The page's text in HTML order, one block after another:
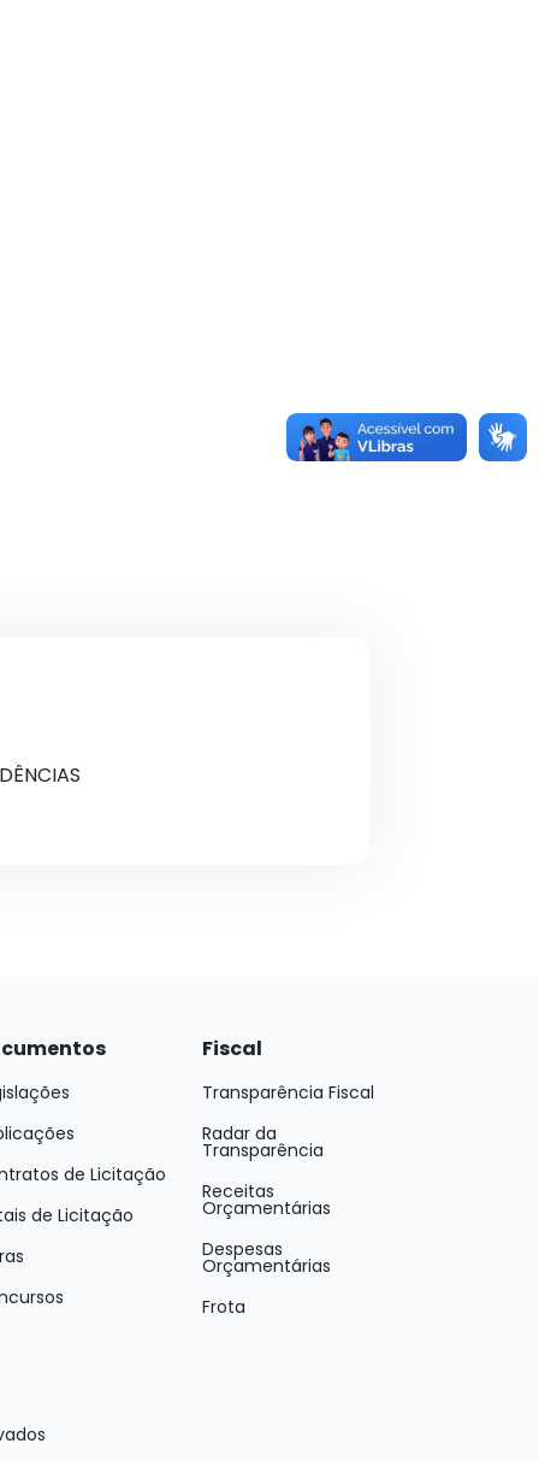
de Licitação
de Licitação
Fiscal
Transparência Fiscal
Radar da
Transparência
Receitas
Orçamentárias
Despesas
Orçamentárias
Frota